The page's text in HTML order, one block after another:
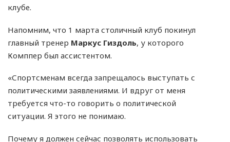
клубе.
Напомним, что 1 марта столичный клуб покинул
главный тренер Маркус Гиздоль, у которого
Комппер был ассистентом.
«Спортсменам всегда запрещалось выступать с
политическими заявлениями. И вдруг от меня
требуется что-то говорить о политической
ситуации. Я этого не понимаю.
Почему я должен сейчас позволять использовать